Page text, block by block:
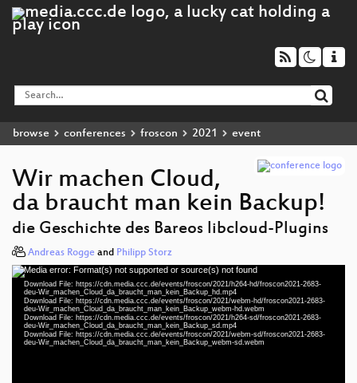
browse conferences froscon 2021 event
Wir machen Cloud,
da braucht man kein Backup!
die Geschichte des Bareos libcloud-Plugins
Andreas Rogge and Philipp Storz
Video
Player
Media error: Format(s) not supported or source(s) not found
Download File: https://cdn.media.ccc.de/events/froscon/2021/h264-hd/froscon2021-2683-
deu-Wir_machen_Cloud_da_braucht_man_kein_Backup_hd.mp4
Download File: https://cdn.media.ccc.de/events/froscon/2021/webm-hd/froscon2021-2683-
deu-Wir_machen_Cloud_da_braucht_man_kein_Backup_webm-hd.webm
Download File: https://cdn.media.ccc.de/events/froscon/2021/h264-sd/froscon2021-2683-
deu-Wir_machen_Cloud_da_braucht_man_kein_Backup_sd.mp4
Download File: https://cdn.media.ccc.de/events/froscon/2021/webm-sd/froscon2021-2683-
deu-Wir_machen_Cloud_da_braucht_man_kein_Backup_webm-sd.webmdeu 1080p (mp4)